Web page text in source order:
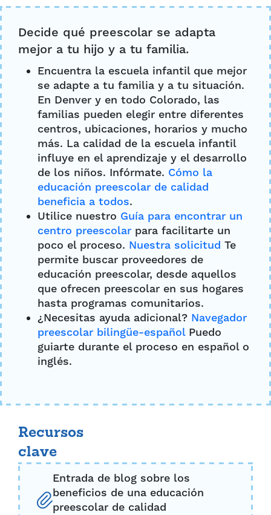
Decide qué preescolar se adapta
mejor a tu hijo y a tu familia.
Encuentra la escuela infantil que mejor
se adapte a tu familia y a tu situación.
En Denver y en todo Colorado, las
familias pueden elegir entre diferentes
centros, ubicaciones, horarios y mucho
más. La calidad de la escuela infantil
influye en el aprendizaje y el desarrollo
de los niños. Infórmate. Cómo la
educación preescolar de calidad
beneficia a todos.
Utilice nuestro Guía para encontrar un
centro preescolar para facilitarte un
poco el proceso. Nuestra solicitud Te
permite buscar proveedores de
educación preescolar, desde aquellos
que ofrecen preescolar en sus hogares
hasta programas comunitarios.
¿Necesitas ayuda adicional? Navegador
preescolar bilingüe-españolPuedo
guiarte durante el proceso en español o
inglés.
Recursos
clave
Entrada de blog sobre los
beneficios de una educación
preescolar de calidad